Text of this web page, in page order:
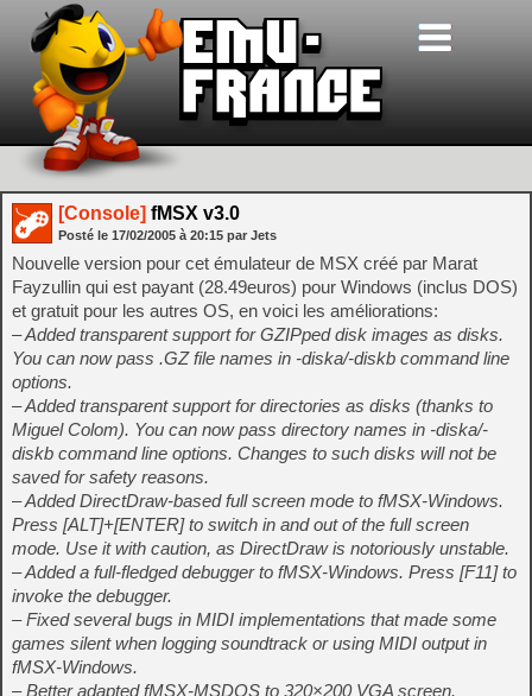
[Console] fMSX v3.0
Posté le 17/02/2005 à 20:15 par Jets
Nouvelle version pour cet émulateur de MSX créé par Marat
Fayzullin qui est payant (28.49euros) pour Windows (inclus DOS)
et gratuit pour les autres OS, en voici les améliorations:
– Added transparent support for GZIPped disk images as disks.
You can now pass .GZ file names in -diska/-diskb command line
options.
– Added transparent support for directories as disks (thanks to
Miguel Colom). You can now pass directory names in -diska/-
diskb command line options. Changes to such disks will not be
saved for safety reasons.
– Added DirectDraw-based full screen mode to fMSX-Windows.
Press [ALT]+[ENTER] to switch in and out of the full screen
mode. Use it with caution, as DirectDraw is notoriously unstable.
– Added a full-fledged debugger to fMSX-Windows. Press [F11] to
invoke the debugger.
– Fixed several bugs in MIDI implementations that made some
games silent when logging soundtrack or using MIDI output in
fMSX-Windows.
– Better adapted fMSX-MSDOS to 320×200 VGA screen.